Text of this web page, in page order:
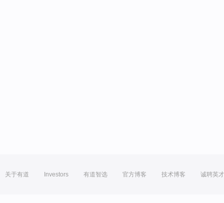
关于有道 Investors 有道智选 官方博客 技术博客 诚聘英才